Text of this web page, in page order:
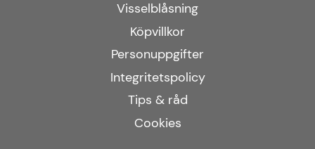
Visselblåsning
Köpvillkor
Personuppgifter
Integritetspolicy
Tips & råd
Cookies